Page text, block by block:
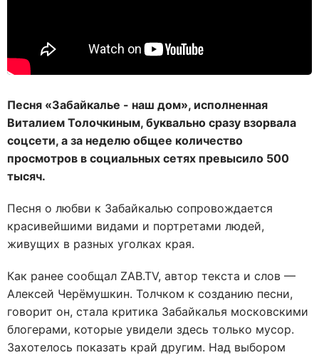
Песня «Забайкалье - наш дом», исполненная
Виталием Толочкиным, буквально сразу взорвала
соцсети, а за неделю общее количество
просмотров в социальных сетях превысило 500
тысяч.
Песня о любви к Забайкалью сопровождается
красивейшими видами и портретами людей,
живущих в разных уголках края.
Как ранее сообщал ZAB.TV, автор текста и слов —
Алексей Черёмушкин. Толчком к созданию песни,
говорит он, стала критика Забайкалья московскими
блогерами, которые увидели здесь только мусор.
Захотелось показать край другим. Над выбором